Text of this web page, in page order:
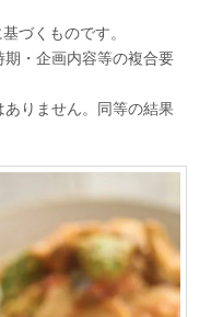
づくものです。
・企画内容等の複合要
りません。同等の結果